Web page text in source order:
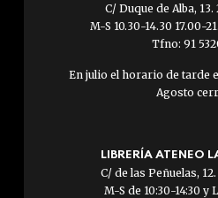
C/ Duque de Alba,
M-S 10.30-14.30 17.00-
Tfno: 91
En julio el horario de tarde
Agosto
LIBRERÍA ATENEO
C/ de las Peñuelas,
M-S de 10:30-14:30 y